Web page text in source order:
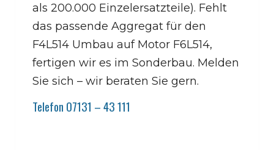
als 200.000 Einzelersatzteile). Fehlt
das passende Aggregat für den
F4L514 Umbau auf Motor F6L514,
fertigen wir es im Sonderbau. Melden
Sie sich – wir beraten Sie gern.
Telefon 07131 – 43 111